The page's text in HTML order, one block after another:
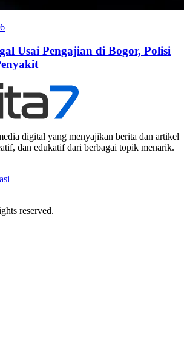
Usai Pengajian di Bogor, Polisi
digital yang menyajikan berita dan artikel
dan edukatif dari berbagai topik menarik.
reserved.